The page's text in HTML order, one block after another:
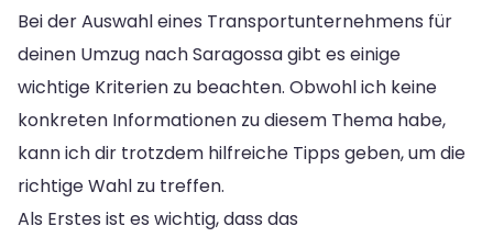
Bei der Auswahl eines Transportunternehmens für
deinen Umzug nach Saragossa gibt es einige
wichtige Kriterien zu beachten. Obwohl ich keine
konkreten Informationen zu diesem Thema habe,
kann ich dir trotzdem hilfreiche Tipps geben, um die
richtige Wahl zu treffen.
Als Erstes ist es wichtig, dass das